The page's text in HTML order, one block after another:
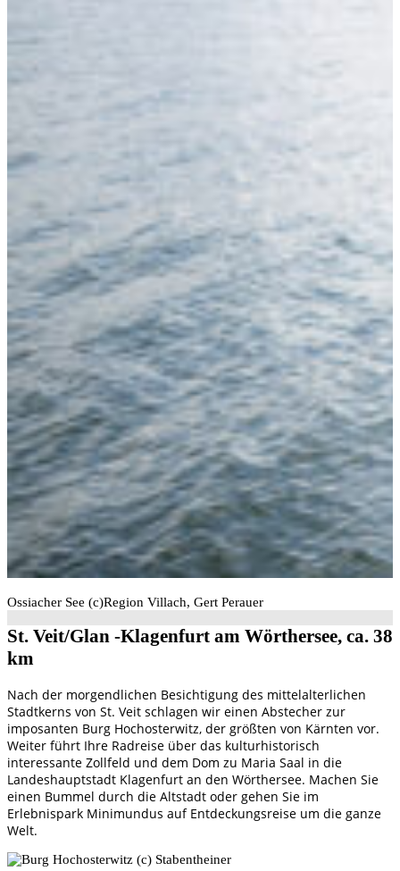
Ossiacher See (c)Region Villach, Gert Perauer
St. Veit/Glan -Klagenfurt am Wörthersee, ca. 38
km
Nach der morgendlichen Besichtigung des mittelalterlichen
Stadtkerns von St. Veit schlagen wir einen Abstecher zur
imposanten Burg Hochosterwitz, der größten von Kärnten vor.
Weiter führt Ihre Radreise über das kulturhistorisch
interessante Zollfeld und dem Dom zu Maria Saal in die
Landeshauptstadt Klagenfurt an den Wörthersee. Machen Sie
einen Bummel durch die Altstadt oder gehen Sie im
Erlebnispark Minimundus auf Entdeckungsreise um die ganze
Welt.